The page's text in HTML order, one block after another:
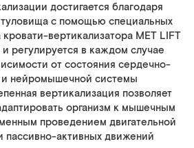
достигается благодаря
с помощью специальных
вертикализатора MET LIFT
регулируется в каждом случае
от состояния сердечно-
нейромышечной системы
вертикализация позволяет
организм к мышечным
проведением двигательной
пассивно-активных движений